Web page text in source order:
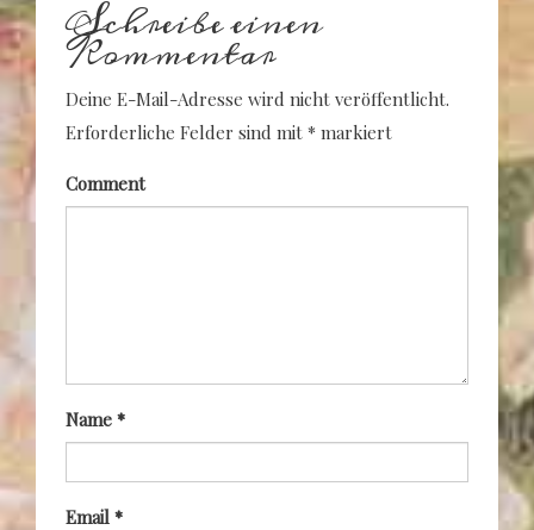
Schreibe einen
Kommentar
Deine E-Mail-Adresse wird nicht veröffentlicht.
Erforderliche Felder sind mit * markiert
Comment
Name *
Email *